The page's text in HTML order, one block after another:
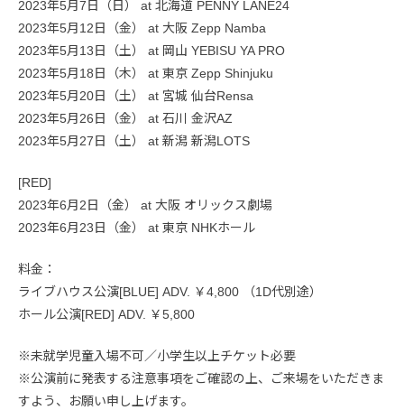
2023年5月7日（日） at 北海道 PENNY LANE24
2023年5月12日（金） at 大阪 Zepp Namba
2023年5月13日（土） at 岡山 YEBISU YA PRO
2023年5月18日（木） at 東京 Zepp Shinjuku
2023年5月20日（土） at 宮城 仙台Rensa
2023年5月26日（金） at 石川 金沢AZ
2023年5月27日（土） at 新潟 新潟LOTS
[RED]
2023年6月2日（金） at 大阪 オリックス劇場
2023年6月23日（金） at 東京 NHKホール
料金：
ライブハウス公演[BLUE] ADV. ￥4,800 （1D代別途）
ホール公演[RED] ADV. ￥5,800
※未就学児童入場不可／小学生以上チケット必要
※公演前に発表する注意事項をご確認の上、ご来場をいただきま
すよう、お願い申し上げます。